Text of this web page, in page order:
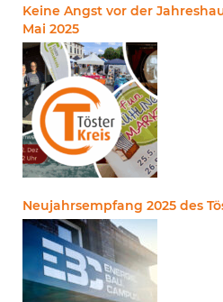
Keine Angst vor der
Mai 2025
Neujahrsempfang 2025 des